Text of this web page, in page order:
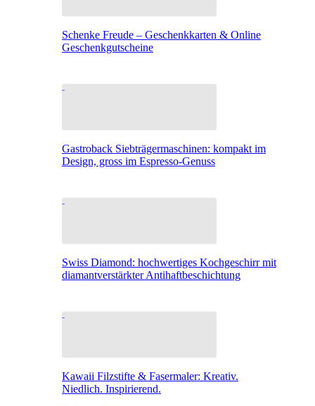
Schenke Freude – Geschenkkarten & Online
Geschenkgutscheine
Gastroback Siebträgermaschinen: kompakt im
Design, gross im Espresso-Genuss
Swiss Diamond: hochwertiges Kochgeschirr mit
diamantverstärkter Antihaftbeschichtung
Kawaii Filzstifte & Fasermaler: Kreativ.
Niedlich. Inspirierend.